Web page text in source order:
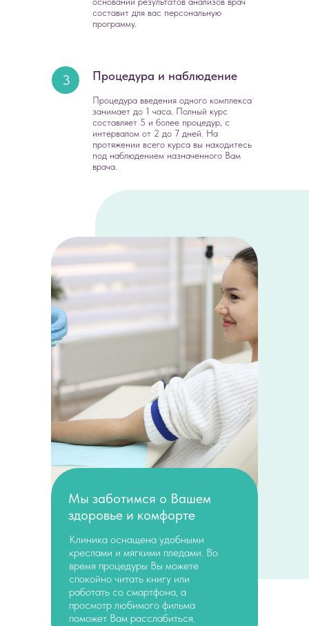
Мы заботимся о Вашем
здоровье и комфорте
Клиника оснащена удобными
креслами и мягкими пледами. Во
время процедуры Вы можете
спокойно читать книгу или
работать со смартфона, а
просмотр любимого фильма
поможет Вам расслабиться.
Процедура и наблюдение
составит для вас персональную
программу.
Процедура введения одного комплекса
занимает до 1 часа. Полный курс
составляет 5 и более процедур, с
интервалом от 2 до 7 дней. На
протяжении всего курса вы находитесь
под наблюдением назначенного Вам
врача.
3